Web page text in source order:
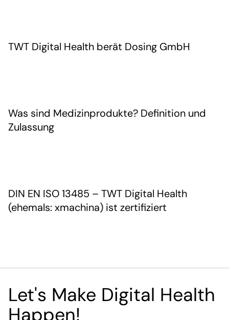
TWT Digital Health berät Dosing GmbH
Was sind Medizinprodukte? Definition und
Zulassung
DIN EN ISO 13485 – TWT Digital Health
(ehemals: xmachina) ist zertifiziert
Let's Make Digital Health
Happen!